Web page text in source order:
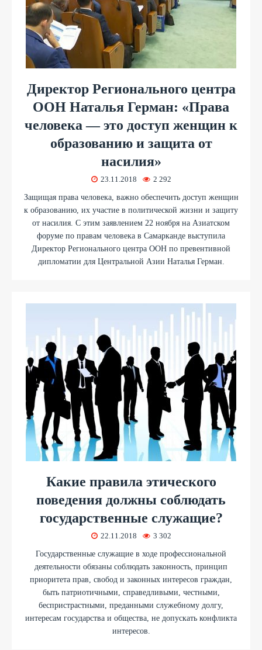
Директор Регионального центра
ООН Наталья Герман: «Права
человека — это доступ женщин к
образованию и защита от
насилия»
23.11.2018 2 292
Защищая права человека, важно обеспечить доступ женщин
к образованию, их участие в политической жизни и защиту
от насилия. С этим заявлением 22 ноября на Азиатском
форуме по правам человека в Самарканде выступила
Директор Регионального центра ООН по превентивной
дипломатии для Центральной Азии Наталья Герман.
Какие правила этического
поведения должны соблюдать
государственные служащие?
22.11.2018 3 302
Государственные служащие в ходе профессиональной
деятельности обязаны соблюдать законность, принцип
приоритета прав, свобод и законных интересов граждан,
быть патриотичными, справедливыми, честными,
беспристрастными, преданными служебному долгу,
интересам государства и общества, не допускать конфликта
интересов.